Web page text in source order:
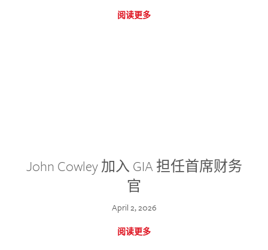
阅读更多
John Cowley 加入 GIA 担任首席财务
官
April 2, 2026
阅读更多